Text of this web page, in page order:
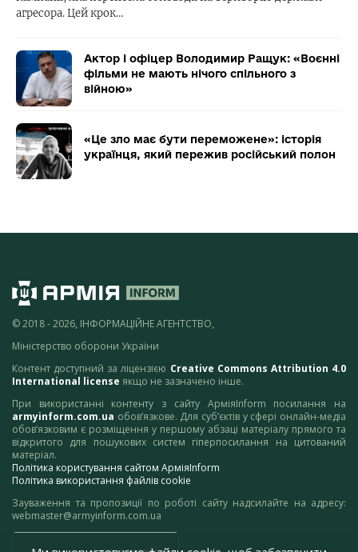
агресора. Цей крок…
Актор і офіцер Володимир Ращук: «Воєнні
фільми не мають нічого спільного з
війною»
«Це зло має бути переможене»: історія
українця, який пережив російський полон
© 2018 - 2026, ІНФОРМАЦІЙНЕ АГЕНТСТВО,
Міністерство оборони України
Контент доступний за ліцензією Creative Commons Attribution 4.0
International license якщо не зазначено інше.
При використанні контенту з сайту АрміяInform посилання на
armyinform.com.ua обов’язкове. Для суб’єктів у сфері онлайн-медіа
обов’язковим є розміщення у першому абзаці матеріалу прямого та
відкритого для пошукових систем гіперпосилання на цитований
матеріал.
Політика користування сайтом АрміяInform
Політика використання файлів cookie
Зауваження та пропозиції по роботі сайту надсилайте на адресу:
webmaster@armyinform.com.ua